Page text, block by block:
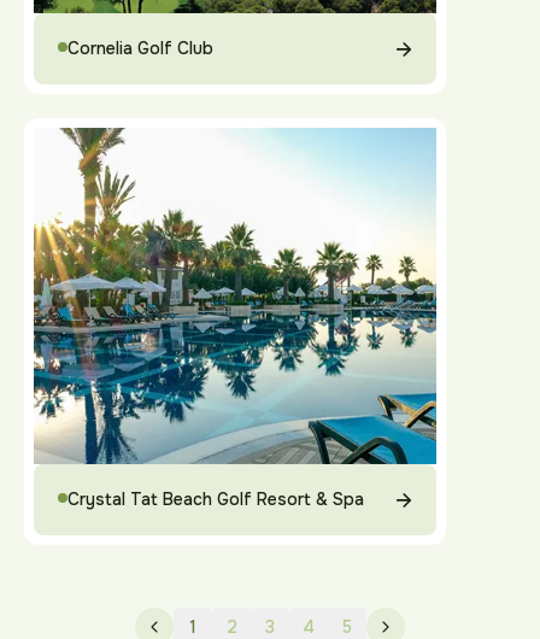
Cornelia Golf Club
Crystal Tat Beach Golf Resort & Spa
1 2 3 4 5